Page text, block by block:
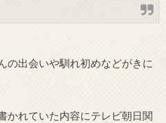
の出会いや馴れ初めなどがきに
かれていた内容にテレビ朝日関